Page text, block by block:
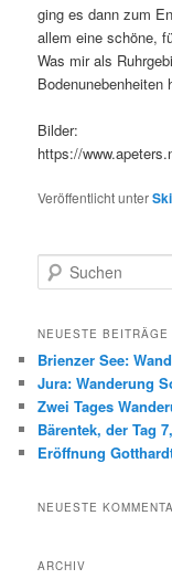
ging es dann zum
allem eine schöne,
Was mir als
Bodenunebenheiten
Bilder:
https://
Veröffentlicht unterSki
u
h
n
NEUESTE BEITRÄGE
Brienzer See:
Jura: Wanderung
Zwei Tages
Bärentek, der Tag
Eröffnung
NEUESTE
ARCHIV